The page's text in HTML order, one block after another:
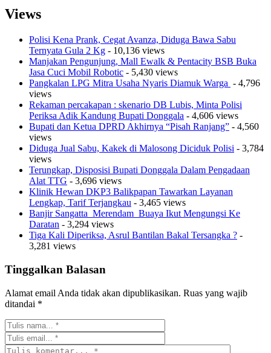
Views
Polisi Kena Prank, Cegat Avanza, Diduga Bawa Sabu
Ternyata Gula 2 Kg - 10,136 views
Manjakan Pengunjung, Mall Ewalk & Pentacity BSB Buka
Jasa Cuci Mobil Robotic - 5,430 views
Pangkalan LPG Mitra Usaha Nyaris Diamuk Warga - 4,796
views
Rekaman percakapan : skenario DB Lubis, Minta Polisi
Periksa Adik Kandung Bupati Donggala - 4,606 views
Bupati dan Ketua DPRD Akhirnya “Pisah Ranjang” - 4,560
views
Diduga Jual Sabu, Kakek di Malosong Diciduk Polisi - 3,784
views
Terungkap, Disposisi Bupati Donggala Dalam Pengadaan
Alat TTG - 3,696 views
Klinik Hewan DKP3 Balikpapan Tawarkan Layanan
Lengkap, Tarif Terjangkau - 3,465 views
Banjir Sangatta Merendam Buaya Ikut Mengungsi Ke
Daratan - 3,294 views
Tiga Kali Diperiksa, Asrul Bantilan Bakal Tersangka ? -
3,281 views
Tinggalkan Balasan
Alamat email Anda tidak akan dipublikasikan. Ruas yang wajib
ditandai *